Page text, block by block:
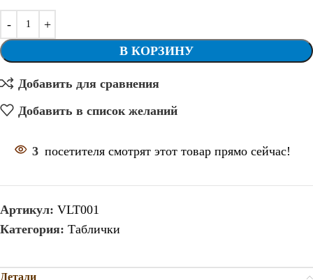
В КОРЗИНУ
Добавить для сравнения
Добавить в список желаний
3 посетителя смотрят этот товар прямо сейчас!
Артикул: VLT001
Категория: Таблички
Детали